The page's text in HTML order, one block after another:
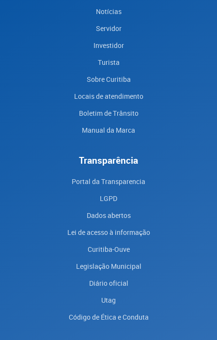
Notícias
Servidor
Investidor
Turista
Sobre Curitiba
Locais de atendimento
Boletim de Trânsito
Manual da Marca
Transparência
Portal da Transparencia
LGPD
Dados abertos
Lei de acesso à informação
Curitiba-Ouve
Legislação Municipal
Diário oficial
Utag
Código de Ética e Conduta